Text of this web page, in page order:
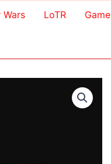
Wars LoTR Game